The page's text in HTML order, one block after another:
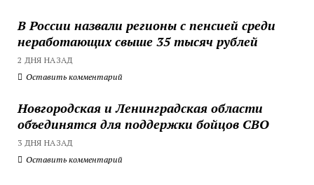
В России назвали регионы с пенсией среди
неработающих свыше 35 тысяч рублей
2 ДНЯ НАЗАД
Оставить комментарий
Новгородская и Ленинградская области
объединятся для поддержки бойцов СВО
3 ДНЯ НАЗАД
Оставить комментарий